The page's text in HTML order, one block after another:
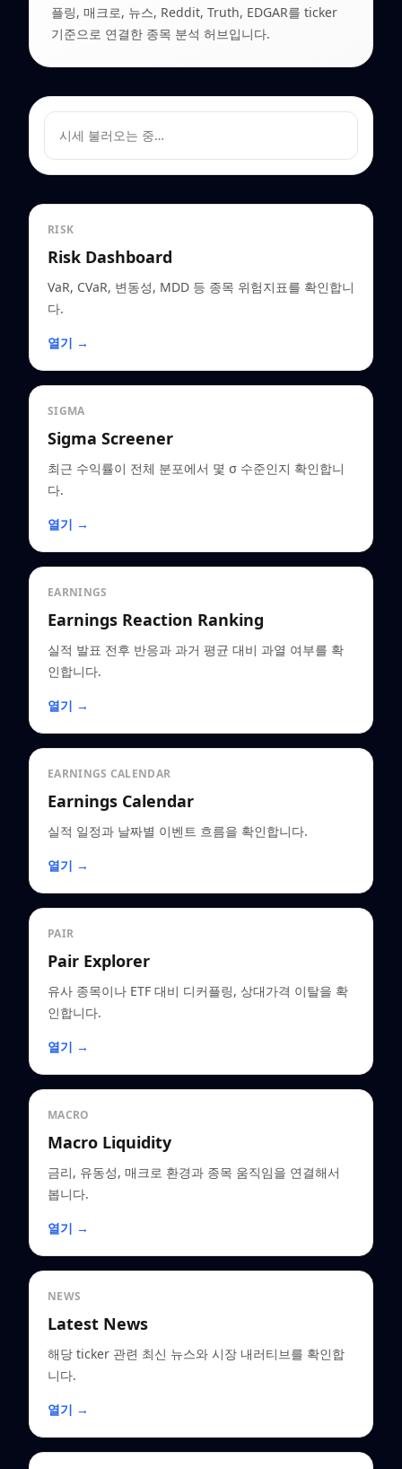
플링, 매크로, 뉴스, Reddit, Truth, EDGAR를 ticker
기준으로 연결한 종목 분석 허브입니다.
시세 불러오는 중…
RISK
Risk Dashboard
VaR, CVaR, 변동성, MDD 등 종목 위험지표를 확인합니
다.
열기 →
SIGMA
Sigma Screener
최근 수익률이 전체 분포에서 몇 σ 수준인지 확인합니
다.
열기 →
EARNINGS
Earnings Reaction Ranking
실적 발표 전후 반응과 과거 평균 대비 과열 여부를 확
인합니다.
열기 →
EARNINGS CALENDAR
Earnings Calendar
실적 일정과 날짜별 이벤트 흐름을 확인합니다.
열기 →
PAIR
Pair Explorer
유사 종목이나 ETF 대비 디커플링, 상대가격 이탈을 확
인합니다.
열기 →
MACRO
Macro Liquidity
금리, 유동성, 매크로 환경과 종목 움직임을 연결해서
봅니다.
열기 →
NEWS
Latest News
해당 ticker 관련 최신 뉴스와 시장 내러티브를 확인합
니다.
열기 →